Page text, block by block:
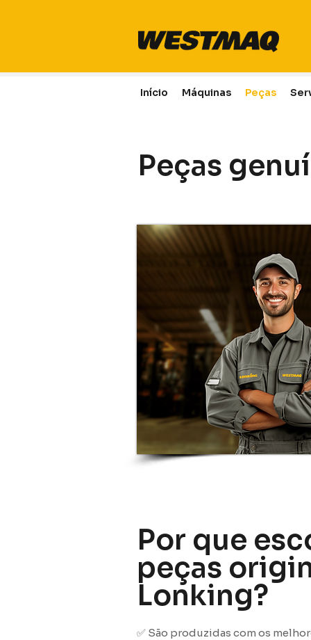
Início Máquinas Peças
Peças
Por que
peças
Lonking?
✅ São produzidas com os